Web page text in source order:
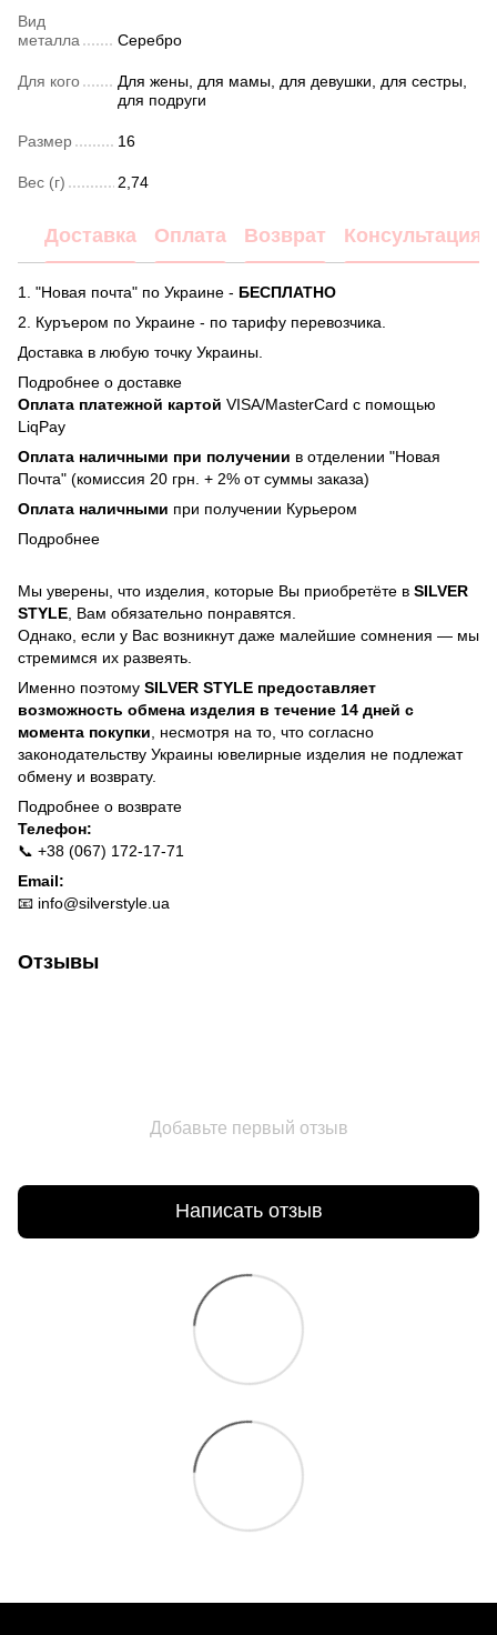
Вид
металла
Серебро
Для кого
Для жены, для мамы, для девушки, для сестры,
для подруги
Размер 16
Вес (г) 2,74
Доставка Оплата Возврат Консультация
1. "Новая почта" по Украине - БЕСПЛАТНО
2. Куръером по Украине - по тарифу перевозчика.
Доставка в любую точку Украины.
Подробнее о доставке
Оплата платежной картой VISA/MasterCard с помощью
LiqPay
Оплата наличными при получении в отделении "Новая
Почта" (комиссия 20 грн. + 2% от суммы заказа)
Оплата наличными при получении Курьером
Подробнее
Мы уверены, что изделия, которые Вы приобретёте в SILVER
STYLE , Вам обязательно понравятся.
Однако, если у Вас возникнут даже малейшие сомнения — мы
стремимся их развеять.
Именно поэтому SILVER STYLE предоставляет
возможность обмена изделия в течение 14 дней с
момента покупки , несмотря на то, что согласно
законодательству Украины ювелирные изделия не подлежат
обмену и возврату.
Подробнее о возврате
Телефон:
📞 +38 (067) 172-17-71
Email:
📧 info@silverstyle.ua
Отзывы
Добавьте первый отзыв
Написать отзыв